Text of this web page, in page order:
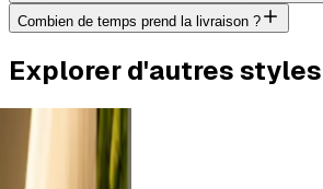
Combien de temps prend la livraison ?
Explorer d'autres styles